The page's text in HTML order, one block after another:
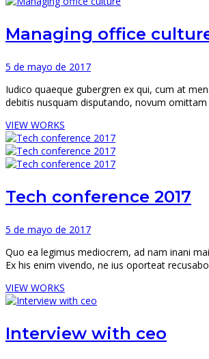
Managing office
5 de mayo de 2017
Iudico quaeque gubergren ex qui, cum at
debitis nusquam disputando, novum
VIEW WORKS
Tech conference 2017
5 de mayo de 2017
Quo ea legimus mediocrem, ad nam inani
Ex his enim vivendo, ne ius oporteat
VIEW WORKS
Interview with ceo